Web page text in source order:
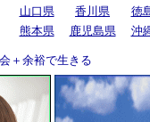
山口県 香川県
徳
熊本県 鹿児島県 沖